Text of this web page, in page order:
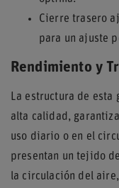
Cierre trasero
para un ajuste
Rendimiento y
La estructura de
alta calidad,
uso diario o en el
presentan un tejido
la circulación del